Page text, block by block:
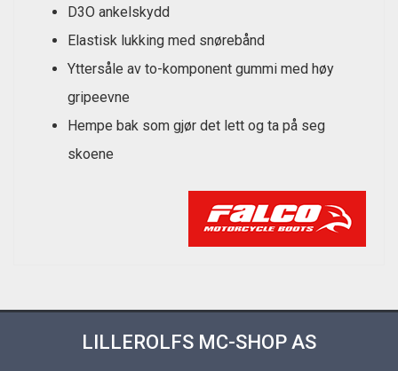
D3O ankelskydd
Elastisk lukking med snørebånd
Yttersåle av to-komponent gummi med høy
gripeevne
Hempe bak som gjør det lett og ta på seg
skoene
LILLEROLFS MC-SHOP AS